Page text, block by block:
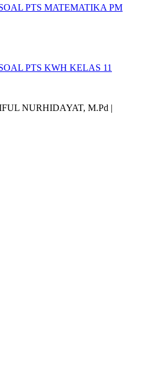
PTS MATEMATIKA PM
PTS KWH KELAS 11
NURHIDAYAT, M.Pd |